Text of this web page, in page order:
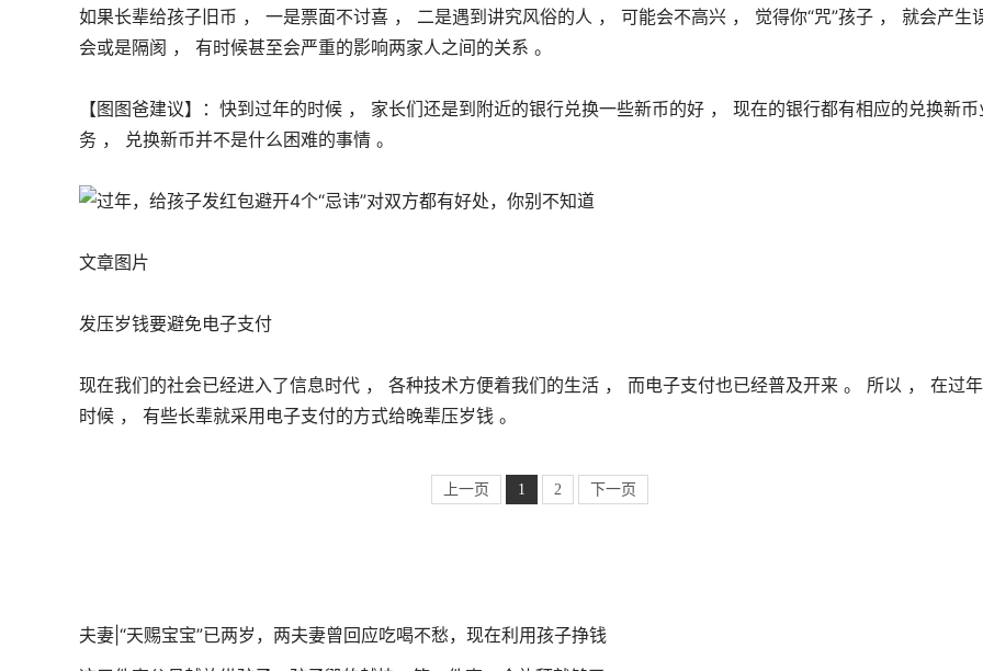
如果长辈给孩子旧币 ， 一是票面不讨喜 ， 二是遇到讲究风俗的人 ， 可能会不高兴 ， 觉得你“咒”孩子 ， 就会产生
会或是隔阂 ， 有时候甚至会严重的影响两家人之间的关系 。
【图图爸建议】：快到过年的时候 ， 家长们还是到附近的银行兑换一些新币的好 ， 现在的银行都有相应的兑换新币
务 ， 兑换新币并不是什么困难的事情 。
文章图片
发压岁钱要避免电子支付
现在我们的社会已经进入了信息时代 ， 各种技术方便着我们的生活 ， 而电子支付也已经普及开来 。 所以 ， 在过
时候 ， 有些长辈就采用电子支付的方式给晚辈压岁钱 。
上一页 1 2 下一页
夫妻|“天赐宝宝”已两岁，两夫妻曾回应吃喝不愁，现在利用孩子挣钱